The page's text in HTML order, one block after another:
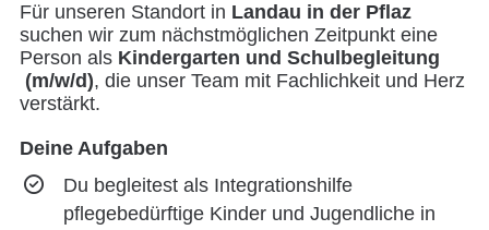
Für unseren Standort in Landau in der Pflaz
suchen wir zum nächstmöglichen Zeitpunkt eine
Person als Kindergarten und Schulbegleitung
(m/w/d), die unser Team mit Fachlichkeit und Herz
verstärkt.
Deine Aufgaben
Du begleitest als Integrationshilfe
pflegebedürftige Kinder und Jugendliche in